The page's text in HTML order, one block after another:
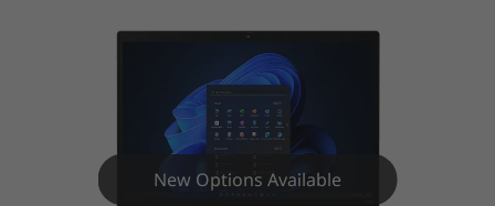
New Options Available